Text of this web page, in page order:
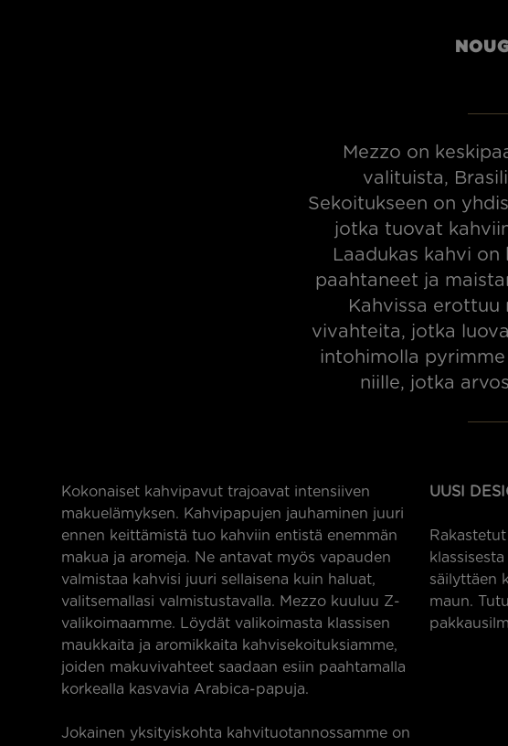
Mezzo on
valituista,
Sekoitukseen on
jotka tuovat
Laadukas kahvi
paahtaneet ja
Kahvissa
vivahteita, jotka
intohimolla
niille, jotka
Kokonaiset kahvipavut trajoavat intensiiven
makuelämyksen. Kahvipapujen jauhaminen juuri
ennen keittämistä tuo kahviin entistä enemmän
makua ja aromeja. Ne antavat myös vapauden
valmistaa kahvisi juuri sellaisena kuin haluat,
valitsemallasi valmistustavalla. Mezzo kuuluu Z-
valikoimaamme. Löydät valikoimasta klassisen
maukkaita ja aromikkaita kahvisekoituksiamme,
joiden makuvivahteet saadaan esiin paahtamalla
korkealla kasvavia Arabica-papuja.
Jokainen yksityiskohta kahvituotannossamme on
UUSI
säilyttäen
maun.